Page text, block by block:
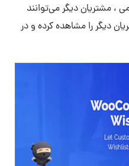
، مشتریان دیگر می‌توانند
دیگر را مشاهده کرده و در